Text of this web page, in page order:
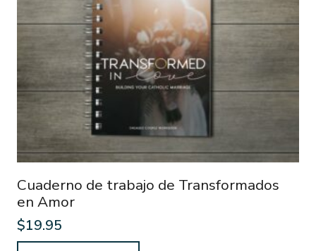
Cuaderno de trabajo de Transformados
en Amor
$19.95